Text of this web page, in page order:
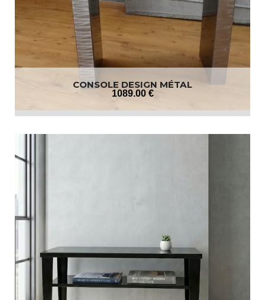
CONSOLE DESIGN MÉTAL
1089.00 €